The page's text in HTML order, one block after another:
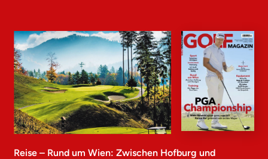
Reise – Rund um Wien: Zwischen Hofburg und